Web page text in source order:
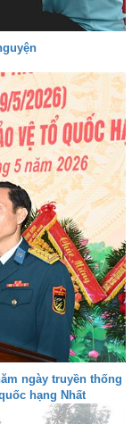
ngày truyền thống
hạng Nhất